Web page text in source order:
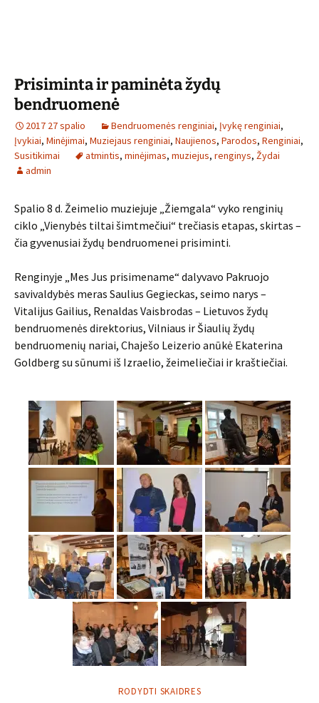
Prisiminta ir paminėta žydų
bendruomenė
2017 27 spalio Bendruomenės renginiai, Įvykę renginiai,
Įvykiai, Minėjimai, Muziejaus renginiai, Naujienos, Parodos, Renginiai,
Susitikimai
atmintis, minėjimas, muziejus, renginys, Žydai
admin
Spalio 8 d. Žeimelio muziejuje „Žiemgala“ vyko renginių
ciklo „Vienybės tiltai šimtmečiui“ trečiasis etapas, skirtas –
čia gyvenusiai žydų bendruomenei prisiminti.
Renginyje „Mes Jus prisimename“ dalyvavo Pakruojo
savivaldybės meras Saulius Gegieckas, seimo narys –
Vitalijus Gailius, Renaldas Vaisbrodas – Lietuvos žydų
bendruomenės direktorius, Vilniaus ir Šiaulių žydų
bendruomenių nariai, Chaješo Leizerio anūkė Ekaterina
Goldberg su sūnumi iš Izraelio, žeimeliečiai ir kraštiečiai.
RODYDTI SKAIDRES